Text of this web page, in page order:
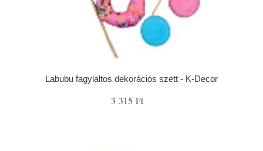
Labubu fagylaltos dekorációs szett - K-Decor
3 315 Ft